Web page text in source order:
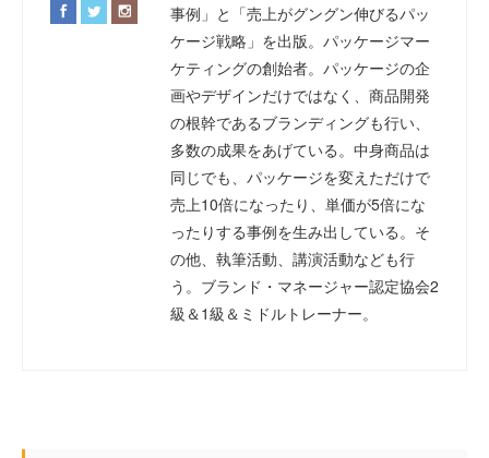
事例」と「売上がグングン伸びるパッ
ケージ戦略」を出版。パッケージマー
ケティングの創始者。パッケージの企
画やデザインだけではなく、商品開発
の根幹であるブランディングも行い、
多数の成果をあげている。中身商品は
同じでも、パッケージを変えただけで
売上10倍になったり、単価が5倍にな
ったりする事例を生み出している。そ
の他、執筆活動、講演活動なども行
う。ブランド・マネージャー認定協会2
級＆1級＆ミドルトレーナー。